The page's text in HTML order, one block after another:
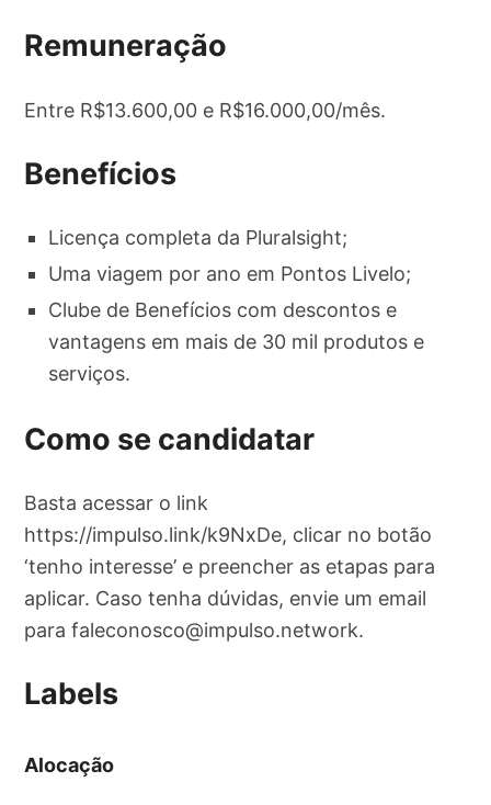
Remuneração
Entre R$13.600,00 e R$16.000,00/mês.
Benefícios
Licença completa da Pluralsight;
Uma viagem por ano em Pontos Livelo;
Clube de Benefícios com descontos e
vantagens em mais de 30 mil produtos e
serviços.
Como se candidatar
Basta acessar o link
https://impulso.link/k9NxDe, clicar no botão
‘tenho interesse’ e preencher as etapas para
aplicar. Caso tenha dúvidas, envie um email
parafaleconosco@impulso.network.
Labels
Alocação